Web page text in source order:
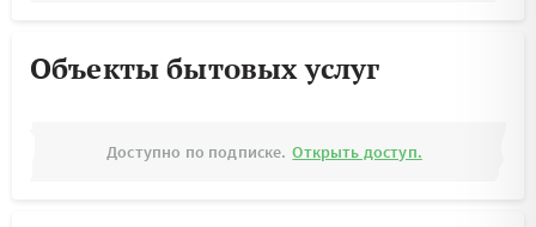
Объекты бытовых услуг
Доступно по подписке. Открыть доступ.